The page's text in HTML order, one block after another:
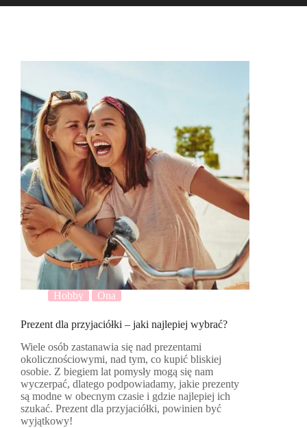
Hobby Ona
Prezent dla przyjaciółki – jaki najlepiej wybrać?
Wiele osób zastanawia się nad prezentami
okolicznościowymi, nad tym, co kupić bliskiej
osobie. Z biegiem lat pomysły mogą się nam
wyczerpać, dlatego podpowiadamy, jakie prezenty
są modne w obecnym czasie i gdzie najlepiej ich
szukać. Prezent dla przyjaciółki, powinien być
wyjątkowy!